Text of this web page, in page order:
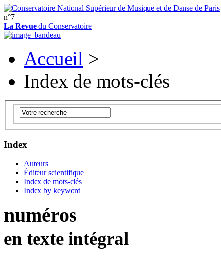
n°7
La Revue du Conservatoire
Accueil >
Index de mots-clés
Index
Auteurs
Éditeur scientifique
Index de mots-clés
Index by keyword
numéros
en texte intégral